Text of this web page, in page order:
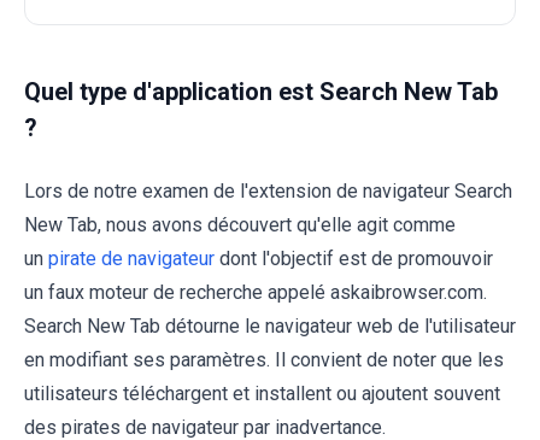
Quel type d'application est Search New Tab
?
Lors de notre examen de l'extension de navigateur Search
New Tab, nous avons découvert qu'elle agit comme
un pirate de navigateur dont l'objectif est de promouvoir
un faux moteur de recherche appelé askaibrowser.com.
Search New Tab détourne le navigateur web de l'utilisateur
en modifiant ses paramètres. Il convient de noter que les
utilisateurs téléchargent et installent ou ajoutent souvent
des pirates de navigateur par inadvertance.